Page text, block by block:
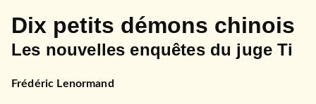
Dix petits démons chinois
Les nouvelles enquêtes du juge Ti
Frédéric Lenormand